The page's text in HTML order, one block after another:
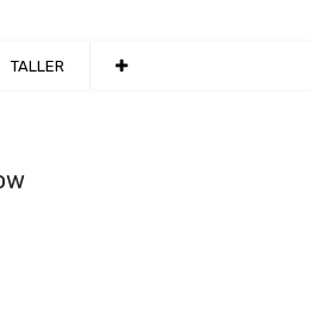
TALLER